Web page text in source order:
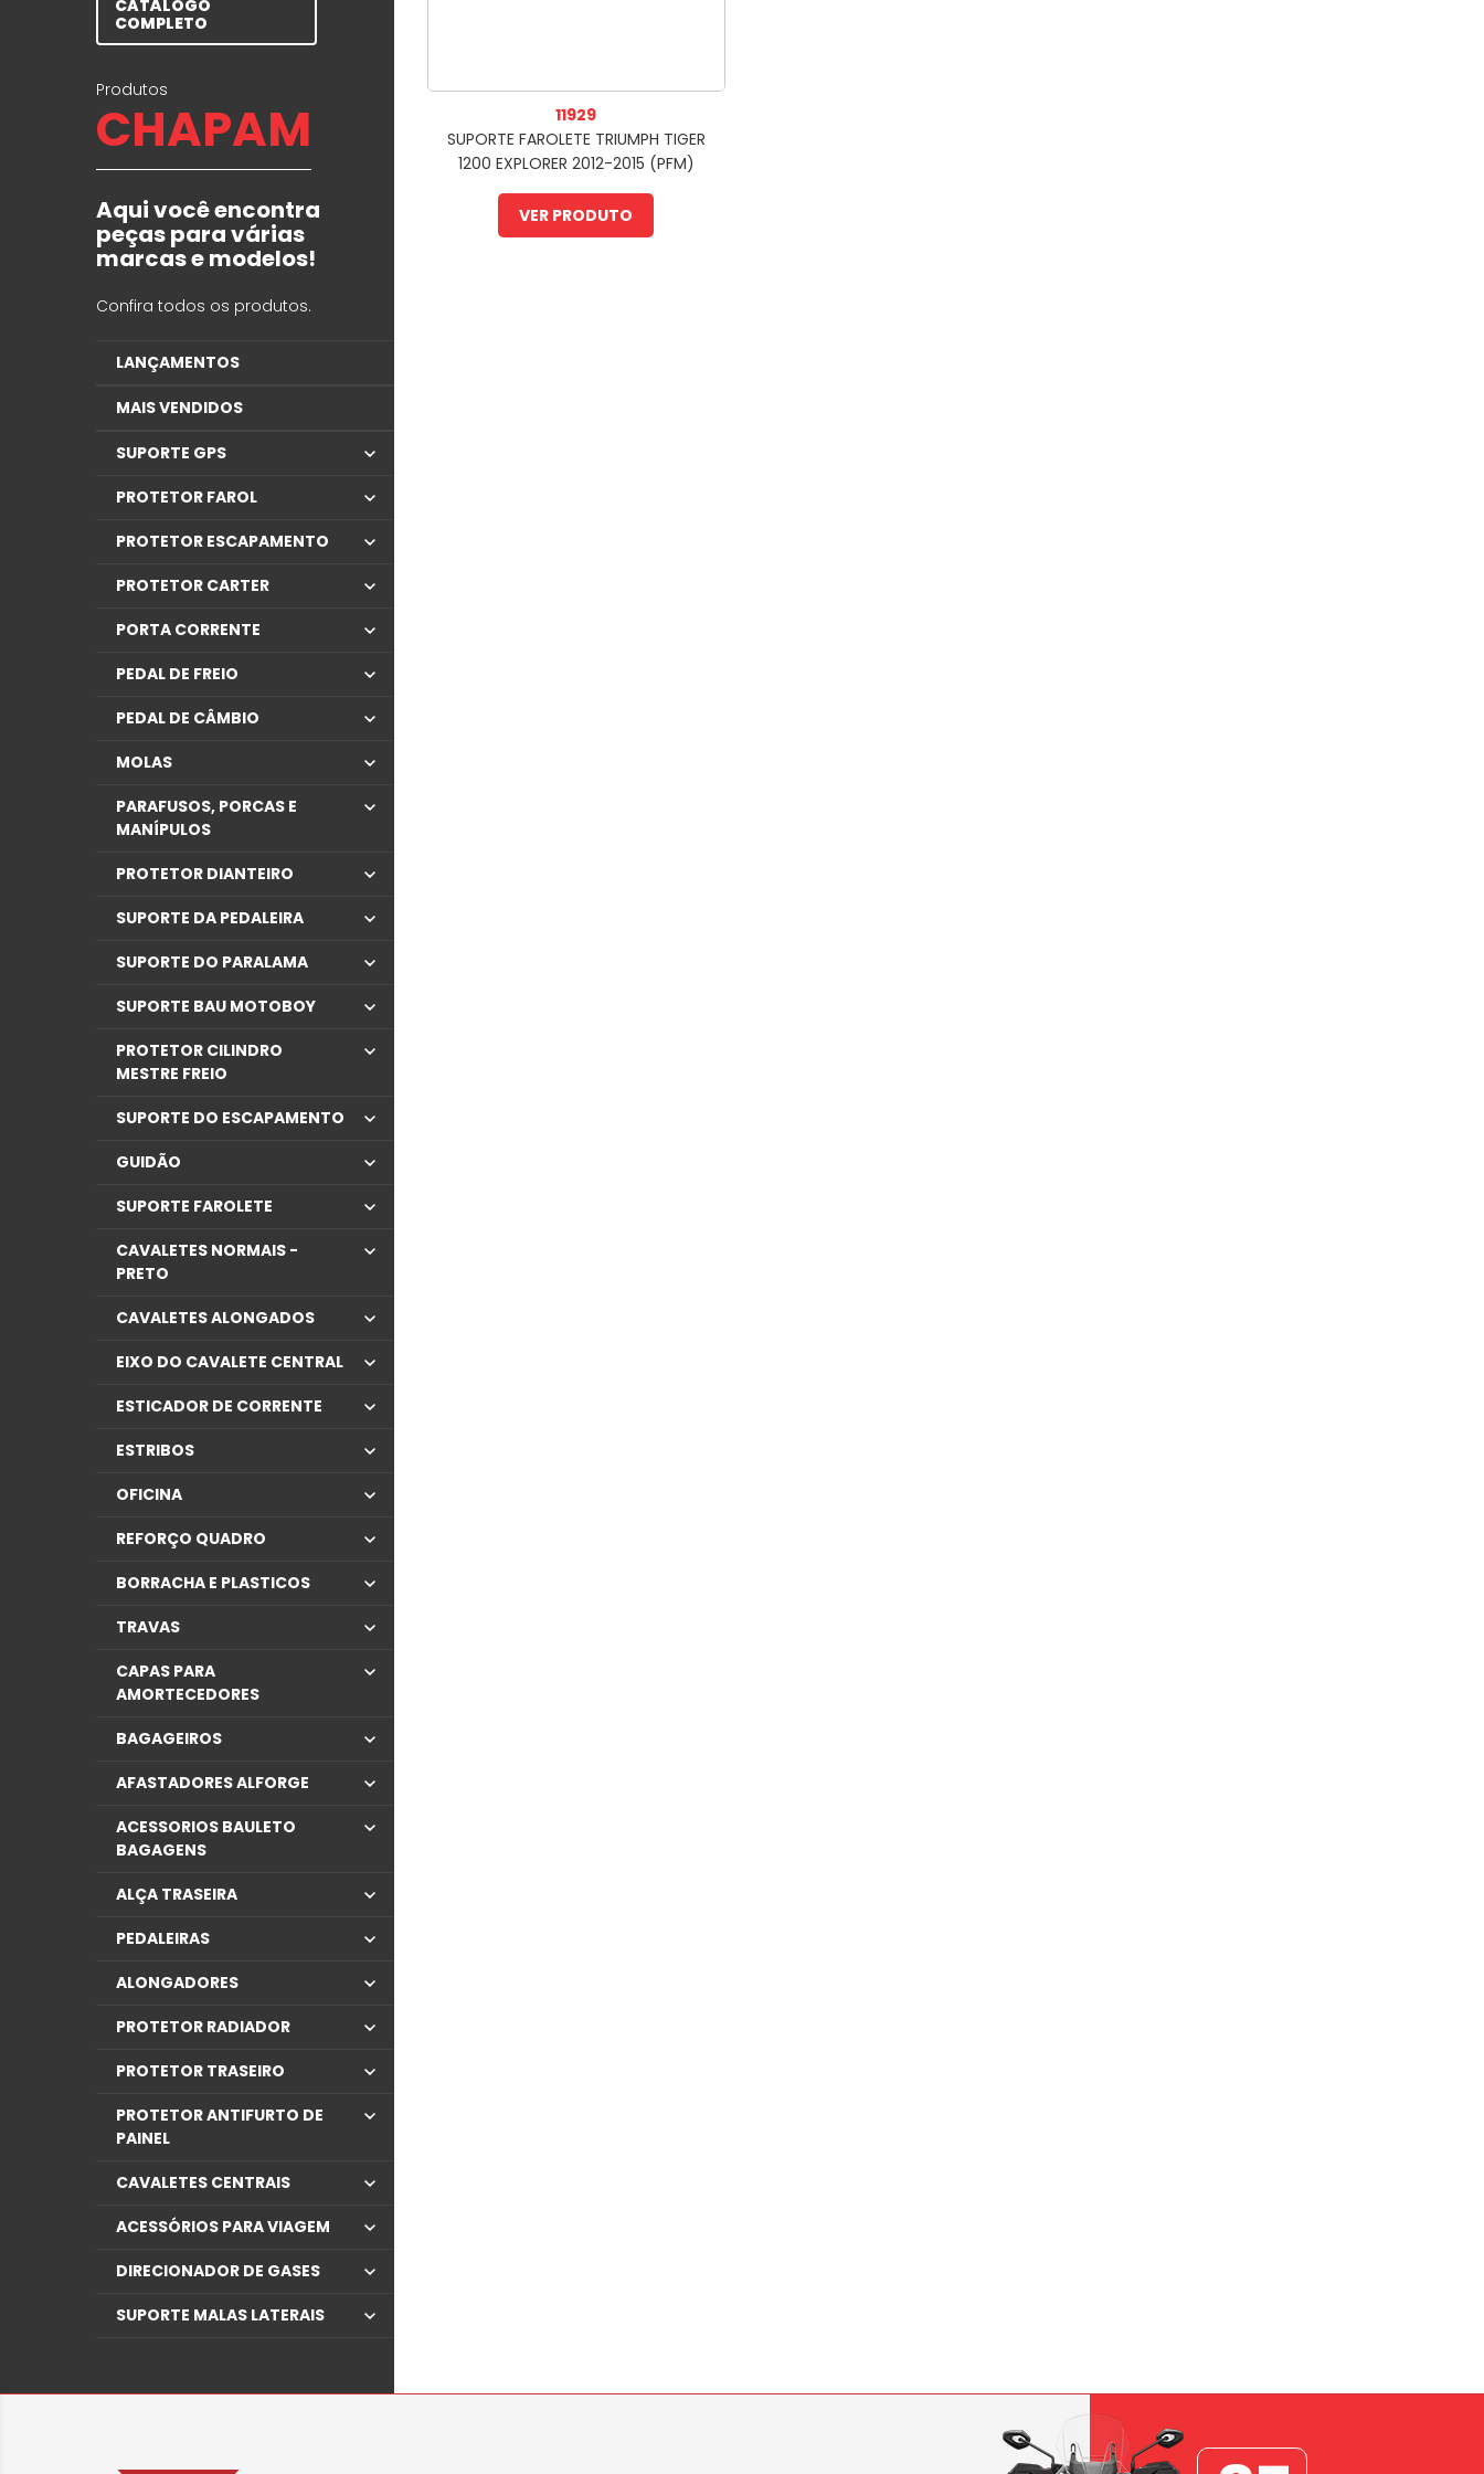
CATÁLOGO
COMPLETO
Produtos
CHAPAM
Aqui você encontra
peças para várias
marcas e modelos!
Confira todos os produtos.
LANÇAMENTOS
MAIS VENDIDOS
SUPORTE GPS
PROTETOR FAROL
PROTETOR ESCAPAMENTO
PROTETOR CARTER
PORTA CORRENTE
PEDAL DE FREIO
PEDAL DE CÂMBIO
MOLAS
PARAFUSOS, PORCAS E
MANÍPULOS
PROTETOR DIANTEIRO
SUPORTE DA PEDALEIRA
SUPORTE DO PARALAMA
SUPORTE BAU MOTOBOY
PROTETOR CILINDRO
MESTRE FREIO
SUPORTE DO ESCAPAMENTO
GUIDÃO
SUPORTE FAROLETE
CAVALETES NORMAIS -
PRETO
CAVALETES ALONGADOS
EIXO DO CAVALETE CENTRAL
ESTICADOR DE CORRENTE
ESTRIBOS
OFICINA
REFORÇO QUADRO
BORRACHA E PLASTICOS
TRAVAS
CAPAS PARA
AMORTECEDORES
BAGAGEIROS
AFASTADORES ALFORGE
ACESSORIOS BAULETO
BAGAGENS
ALÇA TRASEIRA
PEDALEIRAS
ALONGADORES
PROTETOR RADIADOR
PROTETOR TRASEIRO
PROTETOR ANTIFURTO DE
PAINEL
CAVALETES CENTRAIS
ACESSÓRIOS PARA VIAGEM
DIRECIONADOR DE GASES
SUPORTE MALAS LATERAIS
11929
SUPORTE FAROLETE TRIUMPH TIGER
1200 EXPLORER 2012-2015 (PFM)
VER PRODUTO